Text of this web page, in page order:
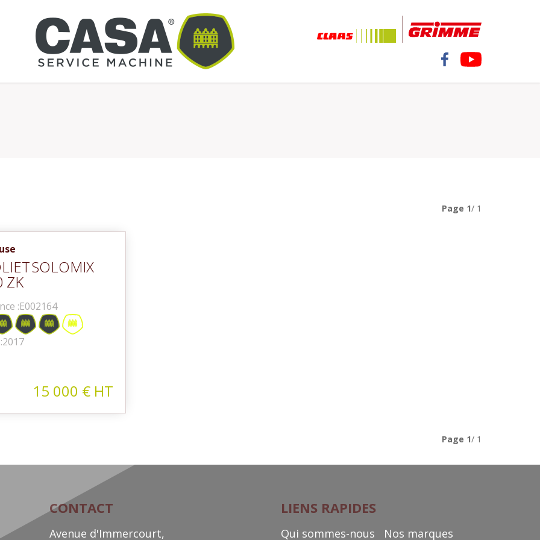
Page 1/ 1
SOLOMIX
ZK
:E002164
2017
15 000 € HT
Page 1/ 1
CONTACT
Avenue d'Immercourt,
LIENS RAPIDES
Qui sommes-nous Nos marques